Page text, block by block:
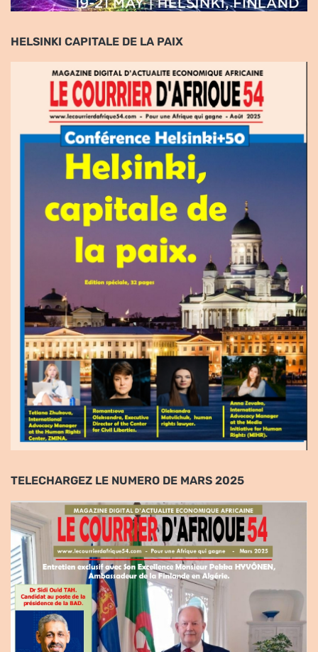
HELSINKI CAPITALE DE LA PAIX
TELECHARGEZ LE NUMERO DE MARS 2025